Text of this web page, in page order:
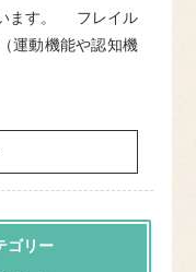
います。 フレイル
運動機能や認知機
ゴリー